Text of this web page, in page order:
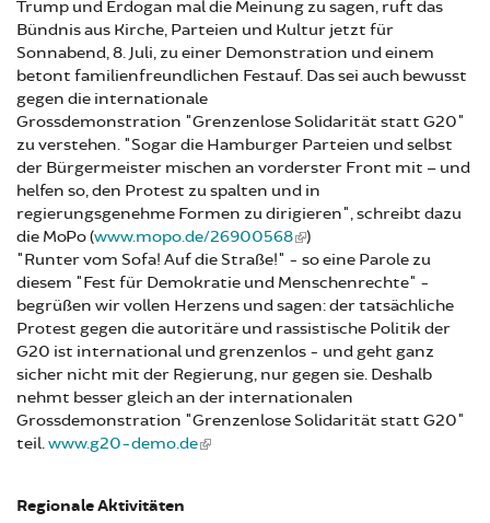
Trump und Erdogan mal die Meinung zu sagen, ruft das
Bündnis aus Kirche, Parteien und Kultur jetzt für
Sonnabend, 8. Juli, zu einer Demonstration und einem
betont familienfreundlichen Festauf. Das sei auch bewusst
gegen die internationale
Grossdemonstration "Grenzenlose Solidarität statt G20"
zu verstehen. "Sogar die Hamburger Parteien und selbst
der Bürgermeister mischen an vorderster Front mit – und
helfen so, den Protest zu spalten und in
regierungsgenehme Formen zu dirigieren", schreibt dazu
die MoPo (www.mopo.de/26900568
)
"Runter vom Sofa! Auf die Straße!" - so eine Parole zu
diesem "Fest für Demokratie und Menschenrechte" -
begrüßen wir vollen Herzens und sagen: der tatsächliche
Protest gegen die autoritäre und rassistische Politik der
G20 ist international und grenzenlos - und geht ganz
sicher nicht mit der Regierung, nur gegen sie. Deshalb
nehmt besser gleich an der internationalen
Grossdemonstration "Grenzenlose Solidarität statt G20"
teil.www.g20-demo.de
Regionale Aktivitäten